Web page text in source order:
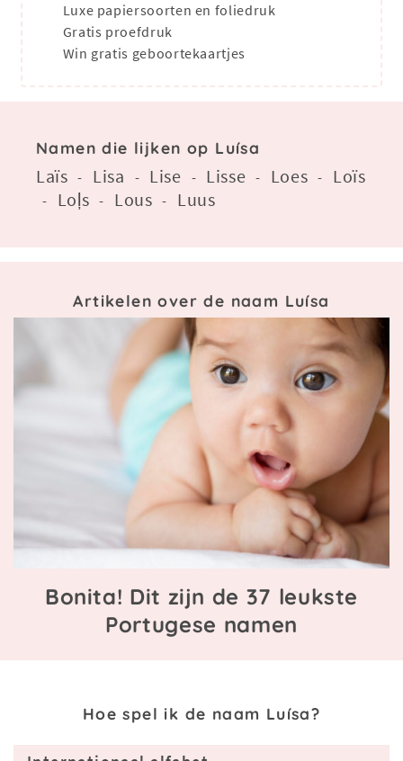
Luxe papiersoorten en foliedruk
Gratis proefdruk
Win gratis geboortekaartjes
Namen die lijken op Luísa
Laïs - Lisa - Lise - Lisse - Loes - Loïs
- Loļs - Lous - Luus
Artikelen over de naam Luísa
Bonita! Dit zijn de 37 leukste
Portugese namen
Hoe spel ik de naam Luísa?